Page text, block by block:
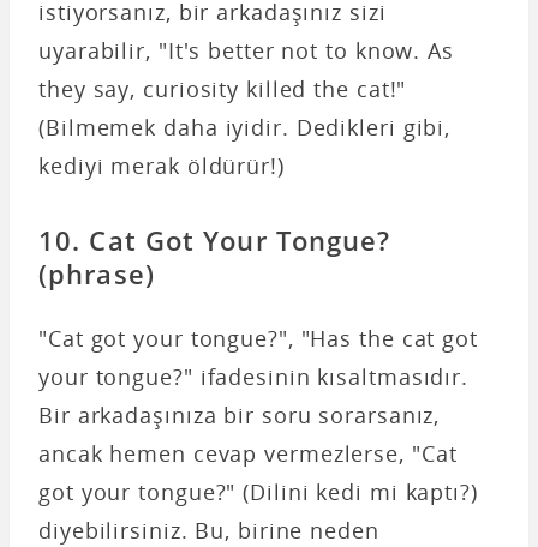
istiyorsanız, bir arkadaşınız sizi
uyarabilir, "It's better not to know. As
they say, curiosity killed the cat!"
(Bilmemek daha iyidir. Dedikleri gibi,
kediyi merak öldürür!)
10. Cat Got Your Tongue?
(phrase)
"Cat got your tongue?", "Has the cat got
your tongue?" ifadesinin kısaltmasıdır.
Bir arkadaşınıza bir soru sorarsanız,
ancak hemen cevap vermezlerse, "Cat
got your tongue?" (Dilini kedi mi kaptı?)
diyebilirsiniz. Bu, birine neden